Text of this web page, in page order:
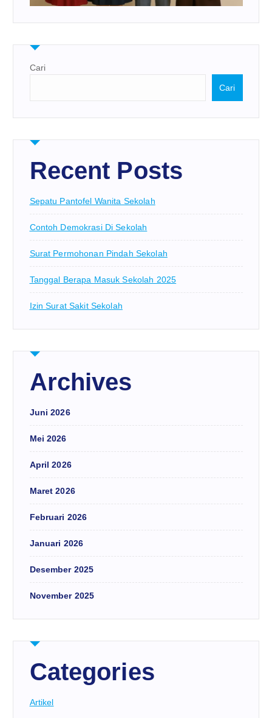
Cari
Cari
Recent Posts
Sepatu Pantofel Wanita Sekolah
Contoh Demokrasi Di Sekolah
Surat Permohonan Pindah Sekolah
Tanggal Berapa Masuk Sekolah 2025
Izin Surat Sakit Sekolah
Archives
Juni 2026
Mei 2026
April 2026
Maret 2026
Februari 2026
Januari 2026
Desember 2025
November 2025
Categories
Artikel